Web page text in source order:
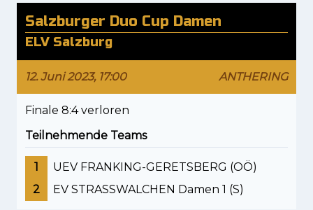
Salzburger Duo Cup Damen
ELV Salzburg
12. Juni 2023, 17:00 ANTHERING
Finale 8:4 verloren
Teilnehmende Teams
1
UEV FRANKING-GERETSBERG (OÖ)
2
EV STRASSWALCHEN Damen 1 (S)